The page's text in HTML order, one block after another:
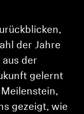
der Jahre
der
gelernt
gezeigt, wie